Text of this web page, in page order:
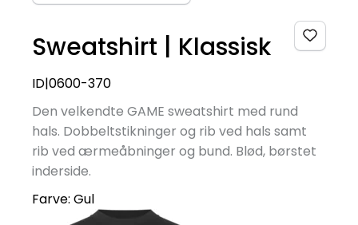
Sweatshirt | Klassisk
ID|0600-370
Den velkendte GAME sweatshirt med rund
hals. Dobbeltstikninger og rib ved hals samt
rib ved ærmeåbninger og bund. Blød, børstet
inderside.
Farve: Gul